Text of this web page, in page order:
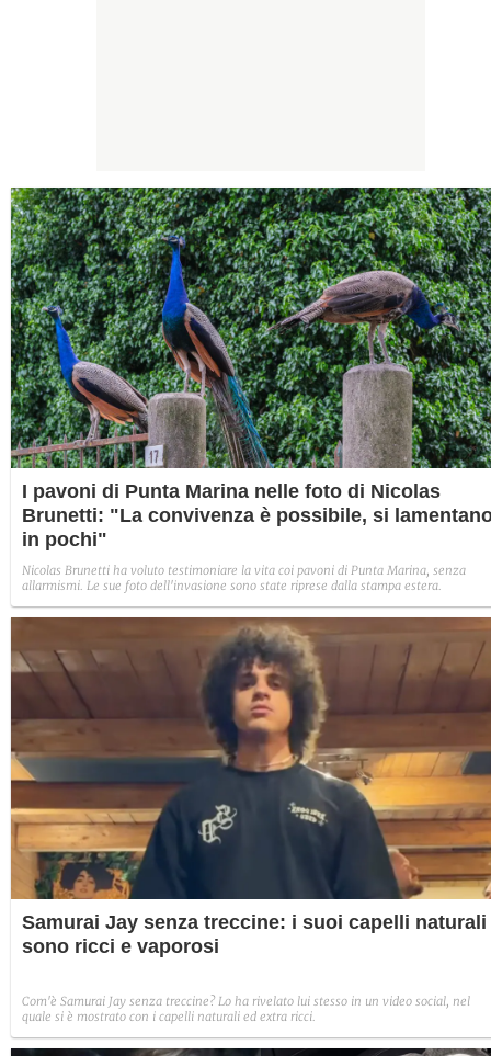
I pavoni di Punta Marina nelle foto di Nicolas
Brunetti: "La convivenza è possibile, si
in pochi"
Nicolas Brunetti ha voluto testimoniare la vita coi pavoni di Punta Marina, senza
allarmismi. Le sue foto dell'invasione sono state riprese dalla stampa estera.
Samurai Jay senza treccine: i suoi capelli naturali
sono ricci e vaporosi
Com'è Samurai Jay senza treccine? Lo ha rivelato lui stesso in un video social, nel
quale si è mostrato con i capelli naturali ed extra ricci.